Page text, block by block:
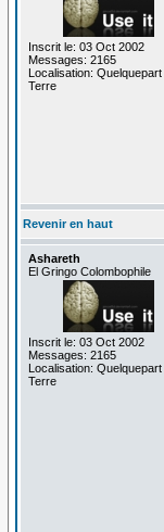
Inscrit le: 03 Oct 2002
Messages: 2165
Localisation:
Terre
Revenir en haut
Ashareth
El Gringo Colombophile
Inscrit le: 03 Oct 2002
Messages: 2165
Localisation:
Terre